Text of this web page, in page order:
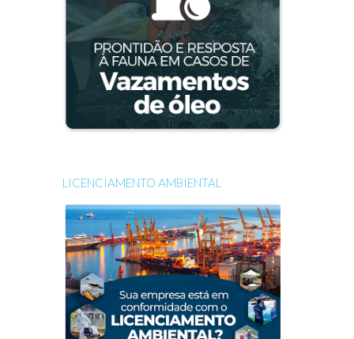
LICENCIAMENTO AMBIENTAL